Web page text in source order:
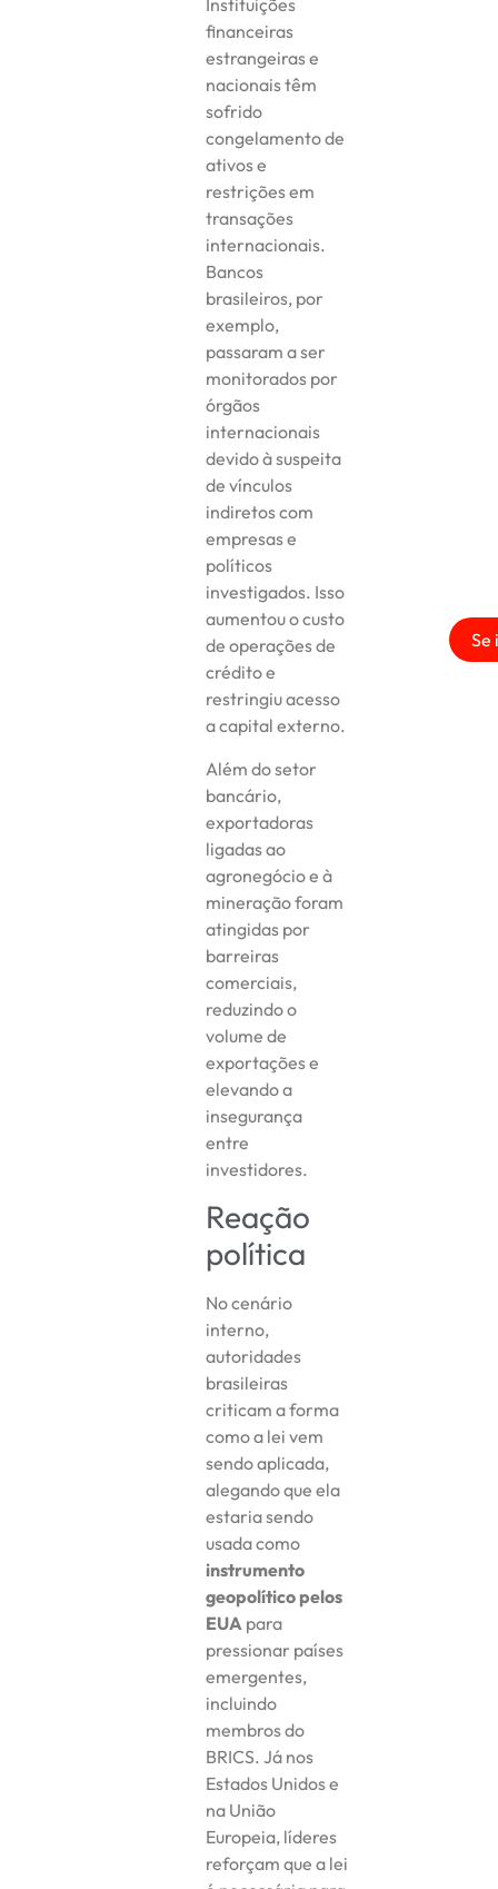
Instituições
financeiras
estrangeiras e
nacionais têm
sofrido
congelamento de
ativos e
restrições em
transações
internacionais.
Bancos
brasileiros, por
exemplo,
passaram a ser
monitorados por
órgãos
internacionais
devido à suspeita
de vínculos
indiretos com
empresas e
políticos
investigados. Isso
aumentou o custo
de operações de
crédito e
restringiu acesso
a capital externo.
Além do setor
bancário,
exportadoras
ligadas ao
agronegócio e à
mineração foram
atingidas por
barreiras
comerciais,
reduzindo o
volume de
exportações e
elevando a
insegurança
entre
investidores.
Reação
política
No cenário
interno,
autoridades
brasileiras
criticam a forma
como a lei vem
sendo aplicada,
alegando que ela
estaria sendo
usada como
instrumento
geopolítico pelos
EUA para
pressionar países
emergentes,
incluindo
membros do
BRICS. Já nos
Estados Unidos e
na União
Europeia, líderes
reforçam que a lei
Se